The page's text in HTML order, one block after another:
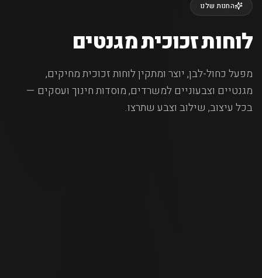
החנות שלנו
לוחות זכוכית מגנטים
מפעל כחול-לבן, יוצר ומתקין לוחות זכוכית מחיקים,
מגנטיים וצבעוניים למשרדים, מוסדות חינוך ועסקים —
בכל עיצוב, שילוב וצבע שתרצו.